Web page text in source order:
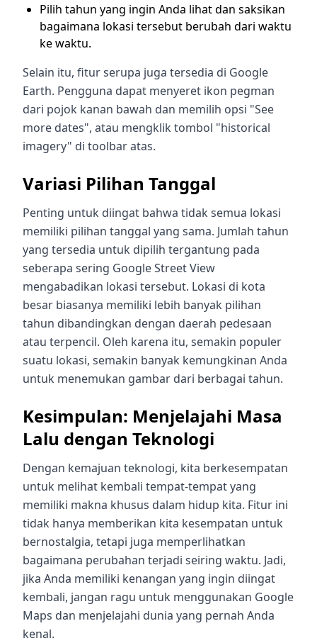
Pilih tahun yang ingin Anda lihat dan saksikan
bagaimana lokasi tersebut berubah dari waktu
ke waktu.
Selain itu, fitur serupa juga tersedia di Google
Earth. Pengguna dapat menyeret ikon pegman
dari pojok kanan bawah dan memilih opsi "See
more dates", atau mengklik tombol "historical
imagery" di toolbar atas.
Variasi Pilihan Tanggal
Penting untuk diingat bahwa tidak semua lokasi
memiliki pilihan tanggal yang sama. Jumlah tahun
yang tersedia untuk dipilih tergantung pada
seberapa sering Google Street View
mengabadikan lokasi tersebut. Lokasi di kota
besar biasanya memiliki lebih banyak pilihan
tahun dibandingkan dengan daerah pedesaan
atau terpencil. Oleh karena itu, semakin populer
suatu lokasi, semakin banyak kemungkinan Anda
untuk menemukan gambar dari berbagai tahun.
Kesimpulan: Menjelajahi Masa
Lalu dengan Teknologi
Dengan kemajuan teknologi, kita berkesempatan
untuk melihat kembali tempat-tempat yang
memiliki makna khusus dalam hidup kita. Fitur ini
tidak hanya memberikan kita kesempatan untuk
bernostalgia, tetapi juga memperlihatkan
bagaimana perubahan terjadi seiring waktu. Jadi,
jika Anda memiliki kenangan yang ingin diingat
kembali, jangan ragu untuk menggunakan Google
Maps dan menjelajahi dunia yang pernah Anda
kenal.